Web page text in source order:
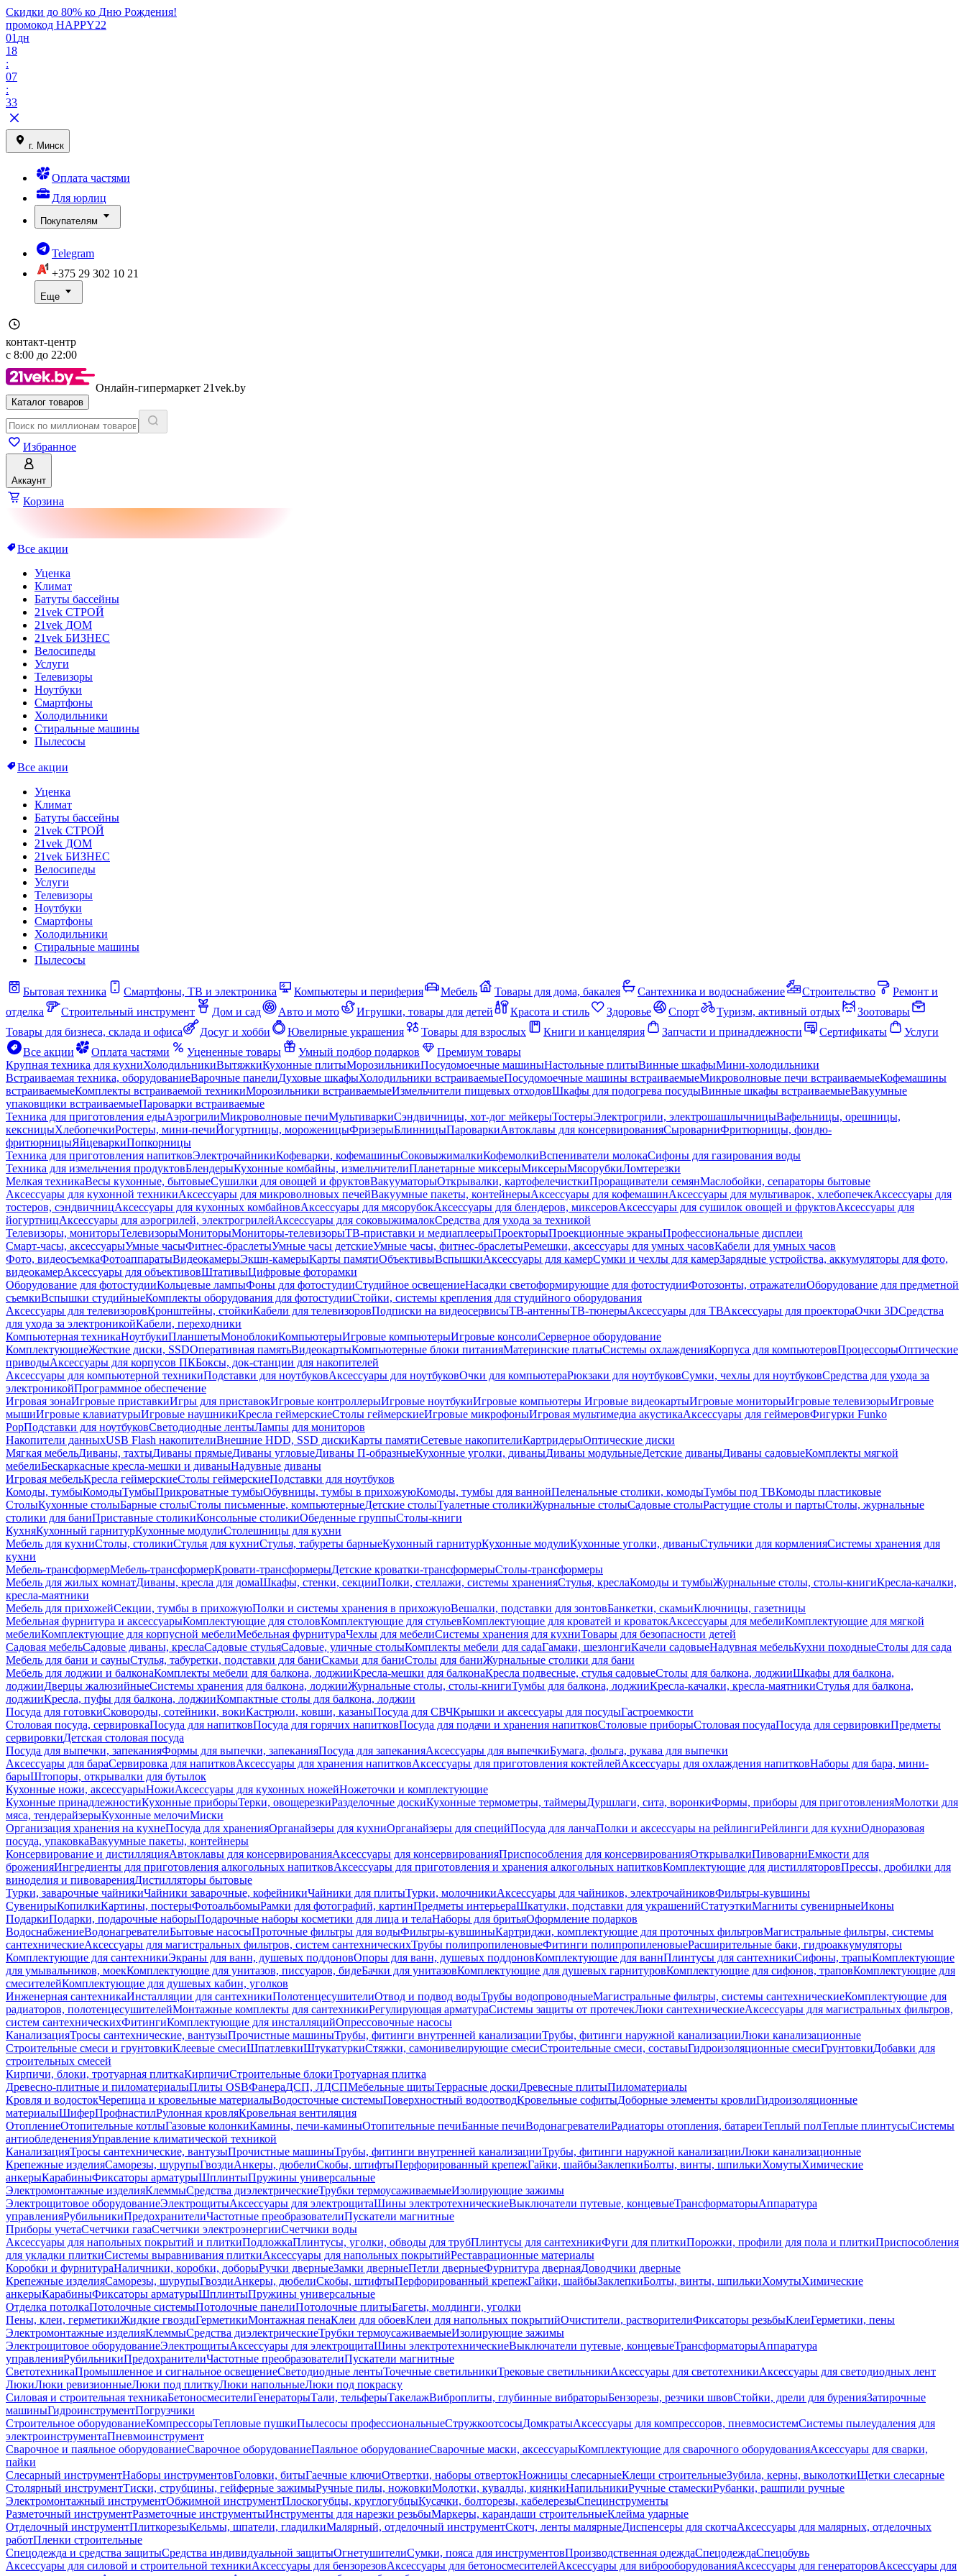
Скидки до 80% ко Дню Рождения!
промокод HAPPY22
01 дн
18
:
07
:
33
г. Минск
Оплата частями
Для юрлиц
Покупателям
Telegram
+375 29 302 10 21
Еще
контакт-центр
с 8:00 до 22:00
Онлайн-гипермаркет 21vek.by
Каталог товаров
Избранное
Аккаунт
Корзина
Все акции
Уценка
Климат
Батуты бассейны
21vek СТРОЙ
21vek ДОМ
21vek БИЗНЕС
Велосипеды
Услуги
Телевизоры
Ноутбуки
Смартфоны
Холодильники
Стиральные машины
Пылесосы
Все акции
Уценка
Климат
Батуты бассейны
21vek СТРОЙ
21vek ДОМ
21vek БИЗНЕС
Велосипеды
Услуги
Телевизоры
Ноутбуки
Смартфоны
Холодильники
Стиральные машины
Пылесосы
Бытовая техника Смартфоны, ТВ и электроника Компьютеры и периферия Мебель Товары для дома, бакалея Сантехника и водоснабжение Строительство
Ремонт и
отделка
Строительный инструмент Дом и сад Авто и мото Игрушки, товары для детей Красота и стиль Здоровье Спорт Туризм, активный отдых
Зоотовары
Товары для бизнеса, склада и офиса
Досуг и хобби Ювелирные украшения Товары для взрослых Книги и канцелярия Запчасти и принадлежности Сертификаты
Услуги
Все акции
Оплата частями Уцененные товары Умный подбор подарков
Премиум товары
Крупная техника для кухниХолодильникиВытяжкиКухонные плитыМорозильникиПосудомоечные машиныНастольные плитыВинные шкафыМини-холодильники
Встраиваемая техника, оборудованиеВарочные панелиДуховые шкафыХолодильники встраиваемыеПосудомоечные машины встраиваемыеМикроволновые печи встраиваемыеКофемашины
встраиваемыеКомплекты встраиваемой техникиМорозильники встраиваемыеИзмельчители пищевых отходовШкафы для подогрева посудыВинные шкафы встраиваемыеВакуумные
упаковщики встраиваемыеПароварки встраиваемые
Техника для приготовления едыАэрогрилиМикроволновые печиМультиваркиСэндвичницы, хот-дог мейкерыТостерыЭлектрогрили, электрошашлычницыВафельницы, орешницы,
кексницыХлебопечкиРостеры, мини-печиЙогуртницы, мороженицыФризерыБлинницыПароваркиАвтоклавы для консервированияСыроварниФритюрницы, фондю-
фритюрницыЯйцеваркиПопкорницы
Техника для приготовления напитковЭлектрочайникиКофеварки, кофемашиныСоковыжималкиКофемолкиВспениватели молокаСифоны для газирования воды
Техника для измельчения продуктовБлендерыКухонные комбайны, измельчителиПланетарные миксерыМиксерыМясорубкиЛомтерезки
Мелкая техникаВесы кухонные, бытовыеСушилки для овощей и фруктовВакууматорыОткрывалки, картофелечисткиПроращиватели семянМаслобойки, сепараторы бытовые
Аксессуары для кухонной техникиАксессуары для микроволновых печейВакуумные пакеты, контейнерыАксессуары для кофемашинАксессуары для мультиварок, хлебопечекАксессуары для
тостеров, сэндвичницАксессуары для кухонных комбайновАксессуары для мясорубокАксессуары для блендеров, миксеровАксессуары для сушилок овощей и фруктовАксессуары для
йогуртницАксессуары для аэрогрилей, электрогрилейАксессуары для соковыжималокСредства для ухода за техникой
Телевизоры, мониторыТелевизорыМониторыМониторы-телевизорыТВ-приставки и медиаплеерыПроекторыПроекционные экраныПрофессиональные дисплеи
Смарт-часы, аксессуарыУмные часыФитнес-браслетыУмные часы детскиеУмные часы, фитнес-браслетыРемешки, аксессуары для умных часовКабели для умных часов
Фото, видеосъемкаФотоаппаратыВидеокамерыЭкшн-камерыКарты памятиОбъективыВспышкиАксессуары для камерСумки и чехлы для камерЗарядные устройства, аккумуляторы для фото,
видеокамерАксессуары для объективовШтативыЦифровые фоторамки
Оборудование для фотостудииКольцевые лампыФоны для фотостудииСтудийное освещениеНасадки светоформирующие для фотостудииФотозонты, отражателиОборудование для предметной
съемкиВспышки студийныеКомплекты оборудования для фотостудииСтойки, системы крепления для студийного оборудования
Аксессуары для телевизоровКронштейны, стойкиКабели для телевизоровПодписки на видеосервисыТВ-антенныТВ-тюнерыАксессуары для ТВАксессуары для проектораОчки 3DСредства
для ухода за электроникойКабели, переходники
Компьютерная техникаНоутбукиПланшетыМоноблокиКомпьютерыИгровые компьютерыИгровые консолиСерверное оборудование
КомплектующиеЖесткие диски, SSDОперативная памятьВидеокартыКомпьютерные блоки питанияМатеринские платыСистемы охлажденияКорпуса для компьютеровПроцессорыОптические
приводыАксессуары для корпусов ПКБоксы, док-станции для накопителей
Аксессуары для компьютерной техникиПодставки для ноутбуковАксессуары для ноутбуковОчки для компьютераРюкзаки для ноутбуковСумки, чехлы для ноутбуковСредства для ухода за
электроникойПрограммное обеспечение
Игровая зонаИгровые приставкиИгры для приставокИгровые контроллерыИгровые ноутбукиИгровые компьютеры Игровые видеокартыИгровые мониторыИгровые телевизорыИгровые
мышиИгровые клавиатурыИгровые наушникиКресла геймерскиеСтолы геймерскиеИгровые микрофоныИгровая мультимедиа акустикаАксессуары для геймеровФигурки Funko
PopПодставки для ноутбуковСветодиодные лентыЛампы для мониторов
Накопители данныхUSB Flash накопителиВнешние HDD, SSD дискиКарты памятиСетевые накопителиКартридерыОптические диски
Мягкая мебельДиваны, тахтыДиваны прямыеДиваны угловыеДиваны П-образныеКухонные уголки, диваныДиваны модульныеДетские диваныДиваны садовыеКомплекты мягкой
мебелиБескаркасные кресла-мешки и диваныНадувные диваны
Игровая мебельКресла геймерскиеСтолы геймерскиеПодставки для ноутбуков
Комоды, тумбыКомодыТумбыПрикроватные тумбыОбувницы, тумбы в прихожуюКомоды, тумбы для ваннойПеленальные столики, комодыТумбы под ТВКомоды пластиковые
СтолыКухонные столыБарные столыСтолы письменные, компьютерныеДетские столыТуалетные столикиЖурнальные столыСадовые столыРастущие столы и партыСтолы, журнальные
столики для баниПриставные столикиКонсольные столикиОбеденные группыСтолы-книги
КухняКухонный гарнитурКухонные модулиСтолешницы для кухни
Мебель для кухниСтолы, столикиСтулья для кухниСтулья, табуреты барныеКухонный гарнитурКухонные модулиКухонные уголки, диваныСтульчики для кормленияСистемы хранения для
кухни
Мебель-трансформерМебель-трансформерКровати-трансформерыДетские кроватки-трансформерыСтолы-трансформеры
Мебель для жилых комнатДиваны, кресла для домаШкафы, стенки, секцииПолки, стеллажи, системы храненияСтулья, креслаКомоды и тумбыЖурнальные столы, столы-книгиКресла-качалки,
кресла-маятники
Мебель для прихожейСекции, тумбы в прихожуюПолки и системы хранения в прихожуюВешалки, подставки для зонтовБанкетки, скамьиКлючницы, газетницы
Мебельная фурнитура и аксессуарыКомплектующие для столовКомплектующие для стульевКомплектующие для кроватей и кроватокАксессуары для мебелиКомплектующие для мягкой
мебелиКомплектующие для корпусной мебелиМебельная фурнитураЧехлы для мебелиСистемы хранения для кухниТовары для безопасности детей
Садовая мебельСадовые диваны, креслаСадовые стульяСадовые, уличные столыКомплекты мебели для садаГамаки, шезлонгиКачели садовыеНадувная мебельКухни походныеСтолы для сада
Мебель для бани и сауныСтулья, табуретки, подставки для баниСкамьи для баниСтолы для баниЖурнальные столики для бани
Мебель для лоджии и балконаКомплекты мебели для балкона, лоджииКресла-мешки для балконаКресла подвесные, стулья садовыеСтолы для балкона, лоджииШкафы для балкона,
лоджииДверцы жалюзийныеСистемы хранения для балкона, лоджииЖурнальные столы, столы-книгиТумбы для балкона, лоджииКресла-качалки, кресла-маятникиСтулья для балкона,
лоджииКресла, пуфы для балкона, лоджииКомпактные столы для балкона, лоджии
Посуда для готовкиСковороды, сотейники, вокиКастрюли, ковши, казаныПосуда для СВЧКрышки и аксессуары для посудыГастроемкости
Столовая посуда, сервировкаПосуда для напитковПосуда для горячих напитковПосуда для подачи и хранения напитковСтоловые приборыСтоловая посудаПосуда для сервировкиПредметы
сервировкиДетская столовая посуда
Посуда для выпечки, запеканияФормы для выпечки, запеканияПосуда для запеканияАксессуары для выпечкиБумага, фольга, рукава для выпечки
Аксессуары для бараСервировка для напитковАксессуары для хранения напитковАксессуары для приготовления коктейлейАксессуары для охлаждения напитковНаборы для бара, мини-
барыШтопоры, открывалки для бутылок
Кухонные ножи, аксессуарыНожиАксессуары для кухонных ножейНожеточки и комплектующие
Кухонные принадлежностиКухонные приборыТерки, овощерезкиРазделочные доскиКухонные термометры, таймерыДуршлаги, сита, воронкиФормы, приборы для приготовленияМолотки для
мяса, тендерайзерыКухонные мелочиМиски
Организация хранения на кухнеПосуда для храненияОрганайзеры для кухниОрганайзеры для специйПосуда для ланчаПолки и аксессуары на рейлингиРейлинги для кухниОдноразовая
посуда, упаковкаВакуумные пакеты, контейнеры
Консервирование и дистилляцияАвтоклавы для консервированияАксессуары для консервированияПриспособления для консервированияОткрывалкиПивоварниЕмкости для
броженияИнгредиенты для приготовления алкогольных напитковАксессуары для приготовления и хранения алкогольных напитковКомплектующие для дистилляторовПрессы, дробилки для
виноделия и пивоваренияДистилляторы бытовые
Турки, заварочные чайникиЧайники заварочные, кофейникиЧайники для плитыТурки, молочникиАксессуары для чайников, электрочайниковФильтры-кувшины
СувенирыКопилкиКартины, постерыФотоальбомыРамки для фотографий, картинПредметы интерьераШкатулки, подставки для украшенийСтатуэткиМагниты сувенирныеИконы
ПодаркиПодарки, подарочные наборыПодарочные наборы косметики для лица и телаНаборы для бритьяОформление подарков
ВодоснабжениеВодонагревателиБытовые насосыПроточные фильтры для водыФильтры-кувшиныКартриджи, комплектующие для проточных фильтровМагистральные фильтры, системы
сантехническиеАксессуары для магистральных фильтров, систем сантехническихТрубы полипропиленовыеФитинги полипропиленовыеРасширительные баки, гидроаккумуляторы
Комплектующие для сантехникиЭкраны для ванн, душевых поддоновОпоры для ванн, душевых поддоновКомплектующие для ваннПлинтусы для сантехникиСифоны, трапыКомплектующие
для умывальников, моекКомплектующие для унитазов, писсуаров, бидеБачки для унитазовКомплектующие для душевых гарнитуровКомплектующие для сифонов, траповКомплектующие для
смесителейКомплектующие для душевых кабин, уголков
Инженерная сантехникаИнсталляции для сантехникиПолотенцесушителиОтвод и подвод водыТрубы водопроводныеМагистральные фильтры, системы сантехническиеКомплектующие для
радиаторов, полотенцесушителейМонтажные комплекты для сантехникиРегулирующая арматураСистемы защиты от протечекЛюки сантехническиеАксессуары для магистральных фильтров,
систем сантехническихФитингиКомплектующие для инсталляцийОпрессовочные насосы
КанализацияТросы сантехнические, вантузыПрочистные машиныТрубы, фитинги внутренней канализацииТрубы, фитинги наружной канализацииЛюки канализационные
Строительные смеси и грунтовкиКлеевые смесиШпатлевкиШтукатуркиСтяжки, самонивелирующие смесиСтроительные смеси, составыГидроизоляционные смесиГрунтовкиДобавки для
строительных смесей
Кирпичи, блоки, тротуарная плиткаКирпичиСтроительные блокиТротуарная плитка
Древесно-плитные и пиломатериалыПлиты OSBФанераДСП, ЛДСПМебельные щитыТеррасные доскиДревесные плитыПиломатериалы
Кровля и водостокЧерепица и кровельные материалыВодосточные системыПоверхностный водоотводКровельные софитыДоборные элементы кровлиГидроизоляционные
материалыШиферПрофнастилРулонная кровляКровельная вентиляция
ОтоплениеОтопительные котлыГазовые колонкиКамины, печи-каминыОтопительные печиБанные печиВодонагревателиРадиаторы отопления, батареиТеплый полТеплые плинтусыСистемы
антиобледененияУправление климатической техникой
КанализацияТросы сантехнические, вантузыПрочистные машиныТрубы, фитинги внутренней канализацииТрубы, фитинги наружной канализацииЛюки канализационные
Крепежные изделияСаморезы, шурупыГвоздиАнкеры, дюбелиСкобы, штифтыПерфорированный крепежГайки, шайбыЗаклепкиБолты, винты, шпилькиХомутыХимические
анкерыКарабиныФиксаторы арматурыШплинтыПружины универсальные
Электромонтажные изделияКлеммыСредства диэлектрическиеТрубки термоусаживаемыеИзолирующие зажимы
Электрощитовое оборудованиеЭлектрощитыАксессуары для электрощитаШины электротехническиеВыключатели путевые, концевыеТрансформаторыАппаратура
управленияРубильникиПредохранителиЧастотные преобразователиПускатели магнитные
Приборы учетаСчетчики газаСчетчики электроэнергииСчетчики воды
Аксессуары для напольных покрытий и плиткиПодложкаПлинтусы, уголки, обводы для трубПлинтусы для сантехникиФуги для плиткиПорожки, профили для пола и плиткиПриспособления
для укладки плиткиСистемы выравнивания плиткиАксессуары для напольных покрытийРеставрационные материалы
Коробки и фурнитураНаличники, коробки, доборыРучки дверныеЗамки дверныеПетли дверныеФурнитура двернаяДоводчики дверные
Крепежные изделияСаморезы, шурупыГвоздиАнкеры, дюбелиСкобы, штифтыПерфорированный крепежГайки, шайбыЗаклепкиБолты, винты, шпилькиХомутыХимические
анкерыКарабиныФиксаторы арматурыШплинтыПружины универсальные
Отделка потолкаПотолочные системыПотолочные панелиПотолочные плитыБагеты, молдинги, уголки
Пены, клеи, герметикиЖидкие гвоздиГерметикиМонтажная пенаКлеи для обоевКлеи для напольных покрытийОчистители, растворителиФиксаторы резьбыКлеиГерметики, пены
Электромонтажные изделияКлеммыСредства диэлектрическиеТрубки термоусаживаемыеИзолирующие зажимы
Электрощитовое оборудованиеЭлектрощитыАксессуары для электрощитаШины электротехническиеВыключатели путевые, концевыеТрансформаторыАппаратура
управленияРубильникиПредохранителиЧастотные преобразователиПускатели магнитные
СветотехникаПромышленное и сигнальное освещениеСветодиодные лентыТочечные светильникиТрековые светильникиАксессуары для светотехникиАксессуары для светодиодных лент
ЛюкиЛюки ревизионныеЛюки под плиткуЛюки напольныеЛюки под покраску
Силовая и строительная техникаБетоносмесителиГенераторыТали, тельферыТакелажВиброплиты, глубинные вибраторыБензорезы, резчики швовСтойки, дрели для буренияЗатирочные
машиныГидроинструментПогрузчики
Строительное оборудованиеКомпрессорыТепловые пушкиПылесосы профессиональныеСтружкоотсосыДомкратыАксессуары для компрессоров, пневмосистемСистемы пылеудаления для
электроинструментаПневмоинструмент
Сварочное и паяльное оборудованиеСварочное оборудованиеПаяльное оборудованиеСварочные маски, аксессуарыКомплектующие для сварочного оборудованияАксессуары для сварки,
пайки
Слесарный инструментНаборы инструментовГоловки, битыГаечные ключиОтвертки, наборы отвертокНожницы слесарныеКлещи строительныеЗубила, керны, выколоткиЩетки слесарные
Столярный инструментТиски, струбцины, гейферные зажимыРучные пилы, ножовкиМолотки, кувалды, киянкиНапильникиРучные стамескиРубанки, рашпили ручные
Электромонтажный инструментОбжимной инструментПлоскогубцы, круглогубцыКусачки, болторезы, кабелерезыСпецинструменты
Разметочный инструментРазметочные инструментыИнструменты для нарезки резьбыМаркеры, карандаши строительныеКлейма ударные
Отделочный инструментПлиткорезыКельмы, шпатели, гладилкиМалярный, отделочный инструментСкотч, ленты малярныеДиспенсеры для скотчаАксессуары для малярных, отделочных
работПленки строительные
Спецодежда и средства защитыСредства индивидуальной защитыОгнетушителиСумки, пояса для инструментовПроизводственная одеждаСпецодеждаСпецобувь
Аксессуары для силовой и строительной техникиАксессуары для бензорезовАксессуары для бетоносмесителейАксессуары для виброоборудованияАксессуары для генераторовАксессуары для